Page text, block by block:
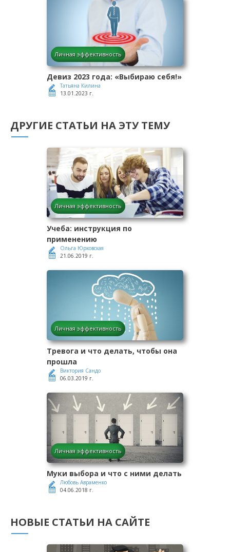
Личная эффективность
Девиз 2023 года: «Выбираю себя!»
Татьяна Килина
13.01.2023 г.
ДРУГИЕ СТАТЬИ НА ЭТУ ТЕМУ
Личная эффективность
Учеба: инструкция по
применению
Ольга Юрковская
21.06.2019 г.
Личная эффективность
Тревога и что делать, чтобы она
прошла
Виктория Сандо
06.03.2019 г.
Личная эффективность
Муки выбора и что с ними делать
Любовь Авраменко
04.06.2018 г.
НОВЫЕ СТАТЬИ НА САЙТЕ